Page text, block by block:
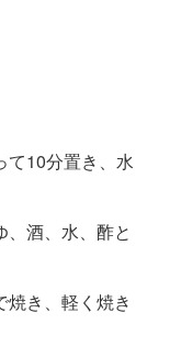
て10分置き、水
、酒、水、酢と
焼き、軽く焼き